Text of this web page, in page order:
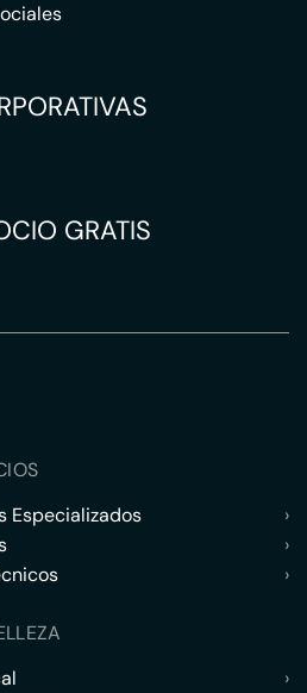
GRATIS
Especializados
›
›
›
›